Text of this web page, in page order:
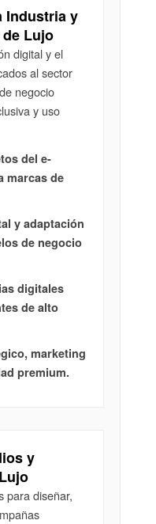
Industria y
Lujo
digital y el
al sector
negocio
y uso
del e-
marcas de
y adaptación
de negocio
digitales
de alto
marketing
premium.
y
para diseñar,